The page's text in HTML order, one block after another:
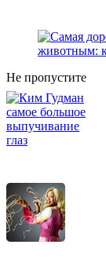
Не пропустите